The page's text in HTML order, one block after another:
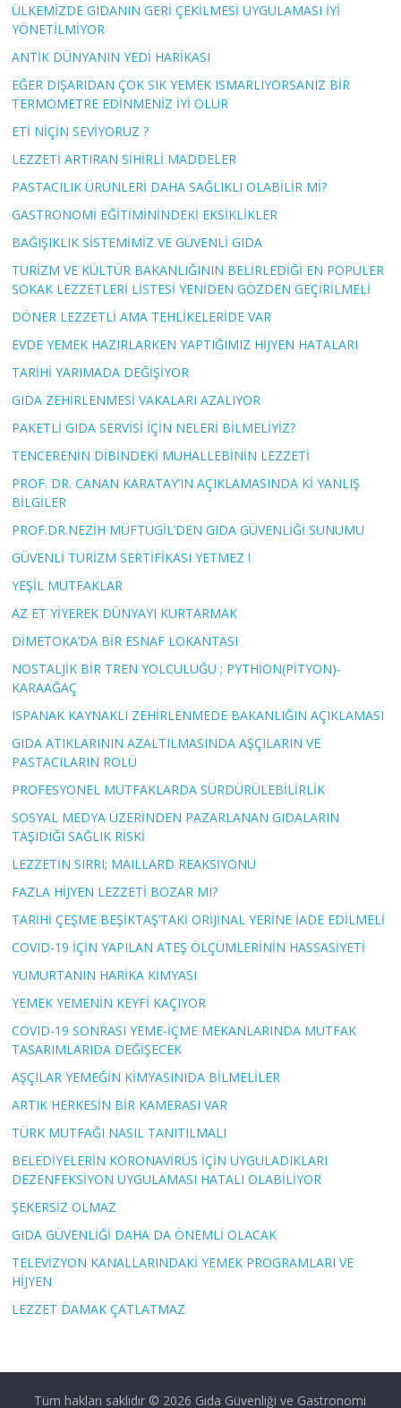
ÜLKEMİZDE GIDANIN GERİ ÇEKİLMESİ UYGULAMASI İYİ
YÖNETİLMİYOR
ANTİK DÜNYANIN YEDİ HARİKASI
EĞER DIŞARIDAN ÇOK SIK YEMEK ISMARLIYORSANIZ BİR
TERMOMETRE EDİNMENİZ İYİ OLUR
ETİ NİÇİN SEVİYORUZ ?
LEZZETİ ARTIRAN SİHİRLİ MADDELER
PASTACILIK ÜRÜNLERİ DAHA SAĞLIKLI OLABİLİR Mİ?
GASTRONOMİ EĞİTİMİNİNDEKİ EKSİKLİKLER
BAĞIŞIKLIK SİSTEMİMİZ VE GÜVENLİ GIDA
TURİZM VE KÜLTÜR BAKANLIĞININ BELİRLEDİĞİ EN POPÜLER
SOKAK LEZZETLERİ LİSTESİ YENİDEN GÖZDEN GEÇİRİLMELİ
DÖNER LEZZETLİ AMA TEHLİKELERİDE VAR
EVDE YEMEK HAZIRLARKEN YAPTIĞIMIZ HİJYEN HATALARI
TARİHİ YARIMADA DEĞİŞİYOR
GIDA ZEHİRLENMESİ VAKALARI AZALIYOR
PAKETLİ GIDA SERVİSİ İÇİN NELERİ BİLMELİYİZ?
TENCERENİN DİBİNDEKİ MUHALLEBİNİN LEZZETİ
PROF. DR. CANAN KARATAY’IN AÇIKLAMASINDA Kİ YANLIŞ
BİLGİLER
PROF.DR.NEZİH MÜFTÜGİL’DEN GIDA GÜVENLİĞİ SUNUMU
GÜVENLİ TURİZM SERTİFİKASI YETMEZ !
YEŞİL MUTFAKLAR
AZ ET YİYEREK DÜNYAYI KURTARMAK
DİMETOKA’DA BİR ESNAF LOKANTASI
NOSTALJİK BİR TREN YOLCULUĞU ; PYTHİON(PİTYON)-
KARAAĞAÇ
ISPANAK KAYNAKLI ZEHİRLENMEDE BAKANLIĞIN AÇIKLAMASI
GIDA ATIKLARININ AZALTILMASINDA AŞÇILARIN VE
PASTACILARIN ROLÜ
PROFESYONEL MUTFAKLARDA SÜRDÜRÜLEBİLİRLİK
SOSYAL MEDYA ÜZERİNDEN PAZARLANAN GIDALARIN
TAŞIDIĞI SAĞLIK RİSKİ
LEZZETİN SIRRI; MAILLARD REAKSİYONU
FAZLA HİJYEN LEZZETİ BOZAR MI?
TARİHİ ÇEŞME BEŞİKTAŞ’TAKİ ORİJİNAL YERİNE İADE EDİLMELİ
COVID-19 İÇİN YAPILAN ATEŞ ÖLÇÜMLERİNİN HASSASİYETİ
YUMURTANIN HARİKA KİMYASI
YEMEK YEMENİN KEYFİ KAÇIYOR
COVID-19 SONRASI YEME-İÇME MEKANLARINDA MUTFAK
TASARIMLARIDA DEĞİŞECEK
AŞÇILAR YEMEĞİN KİMYASINIDA BİLMELİLER
ARTIK HERKESİN BİR KAMERASI VAR
TÜRK MUTFAĞI NASIL TANITILMALI
BELEDİYELERİN KORONAVİRÜS İÇİN UYGULADIKLARI
DEZENFEKSİYON UYGULAMASI HATALI OLABİLİYOR
ŞEKERSİZ OLMAZ
GIDA GÜVENLİĞİ DAHA DA ÖNEMLİ OLACAK
TELEVİZYON KANALLARINDAKİ YEMEK PROGRAMLARI VE
HİJYEN
LEZZET DAMAK ÇATLATMAZ
Tüm hakları saklıdır © 2026 Gıda Güvenliği ve Gastronomi